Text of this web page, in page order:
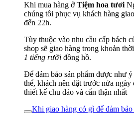
Khi mua hàng ởTiệm hoa tươi
chúng tôi phục vụ khách hàng
đến 22h.
Tùy thuộc vào nhu cầu cấp bách
shop sẽ giao hàng trong khoản
1 tiếng rưỡi đồng hồ.
Để đảm bảo sản phẩm được như
thể, khách nên đặt trước nửa ngày
thiết kế chu đáo và cẩn thận nhất
Khi giao hàng có gì để đảm